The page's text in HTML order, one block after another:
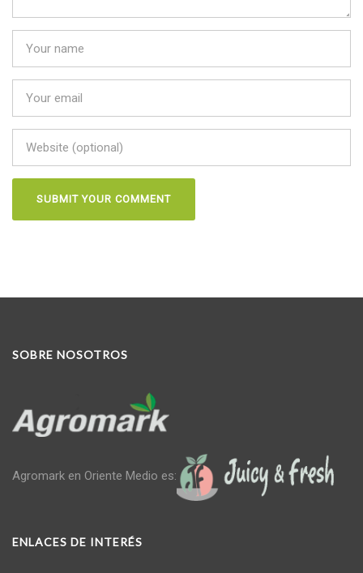
SOBRE NOSOTROS
Agromark en Oriente Medio es:
ENLACES DE INTERÉS